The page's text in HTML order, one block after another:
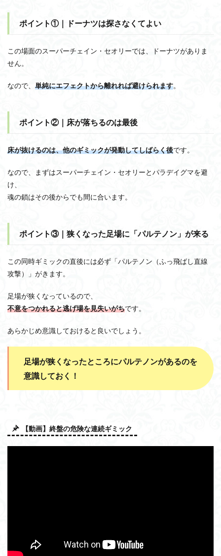
ポイント①｜ドーナツは探さなくてよい
この場面のスーパーチェイン・セオリーでは、ドーナツがありま
せん。
なので、 単純にエフェクトから離れれば避けられます。
ポイント②｜床が落ちるのは最後
床が抜けるのは、他のギミックが発動してしばらく後です。
なので、まずはスーパーチェイン・セオリーとパラデイグマを避
け、
魂の鎖はその後からでも間に合います。
ポイント③｜狭くなった足場に「パルテノン」が来る
この同時ギミックの直後には必ず「パルテノン（ふっ飛ばし直線
攻撃）」がきます。
足場が狭くなっているので、
不意をつかれると逃げ場を見失いがちです。
あらかじめ意識しておけると良いでしょう。
足場が狭くなったところにパルテノンがあるのを
意識しておく！
【動画】終盤の危険な連続ギミック